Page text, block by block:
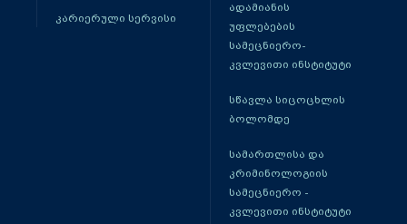
კარიერული სერვისი
ადამიანის
უფლებების
სამეცნიერო-
კვლევითი ინსტიტუტი
სწავლა სიცოცხლის
ბოლომდე
სამართლისა და
კრიმინოლოგიის
სამეცნიერო -
კვლევითი ინსტიტუტი